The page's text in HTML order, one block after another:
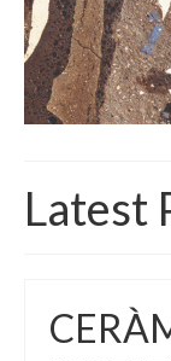
QUI SOM
GALERIA
CONTACTE
Latest